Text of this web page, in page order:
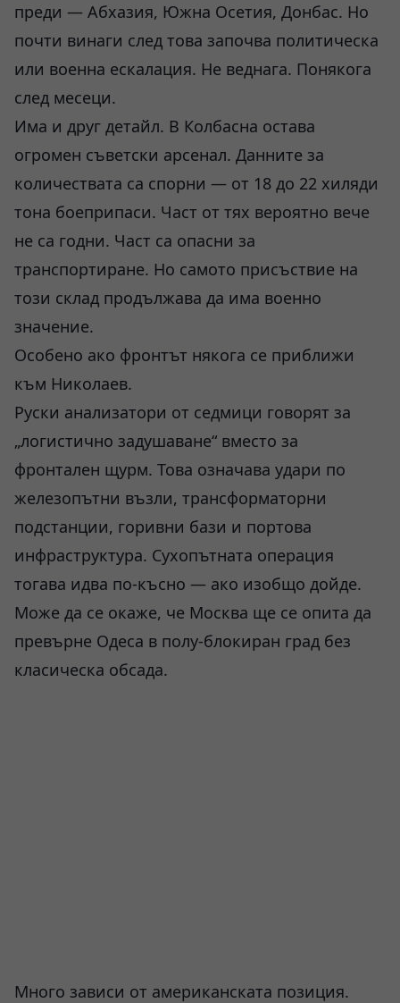
преди — Абхазия, Южна Осетия, Донбас. Но
почти винаги след това започва политическа
или военна ескалация. Не веднага. Понякога
след месеци.
Има и друг детайл. В Колбасна остава
огромен съветски арсенал. Данните за
количествата са спорни — от 18 до 22 хиляди
тона боеприпаси. Част от тях вероятно вече
не са годни. Част са опасни за
транспортиране. Но самото присъствие на
този склад продължава да има военно
значение.
Особено ако фронтът някога се приближи
към Николаев.
Руски анализатори от седмици говорят за
„логистично задушаване“ вместо за
фронтален щурм. Това означава удари по
железопътни възли, трансформаторни
подстанции, горивни бази и портова
инфраструктура. Сухопътната операция
тогава идва по-късно — ако изобщо дойде.
Може да се окаже, че Москва ще се опита да
превърне Одеса в полу-блокиран град без
класическа обсада.
Много зависи от американската позиция.